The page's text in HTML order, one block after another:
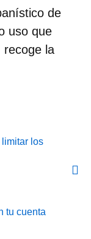
de
uso que
recoge la
los
tu cuenta